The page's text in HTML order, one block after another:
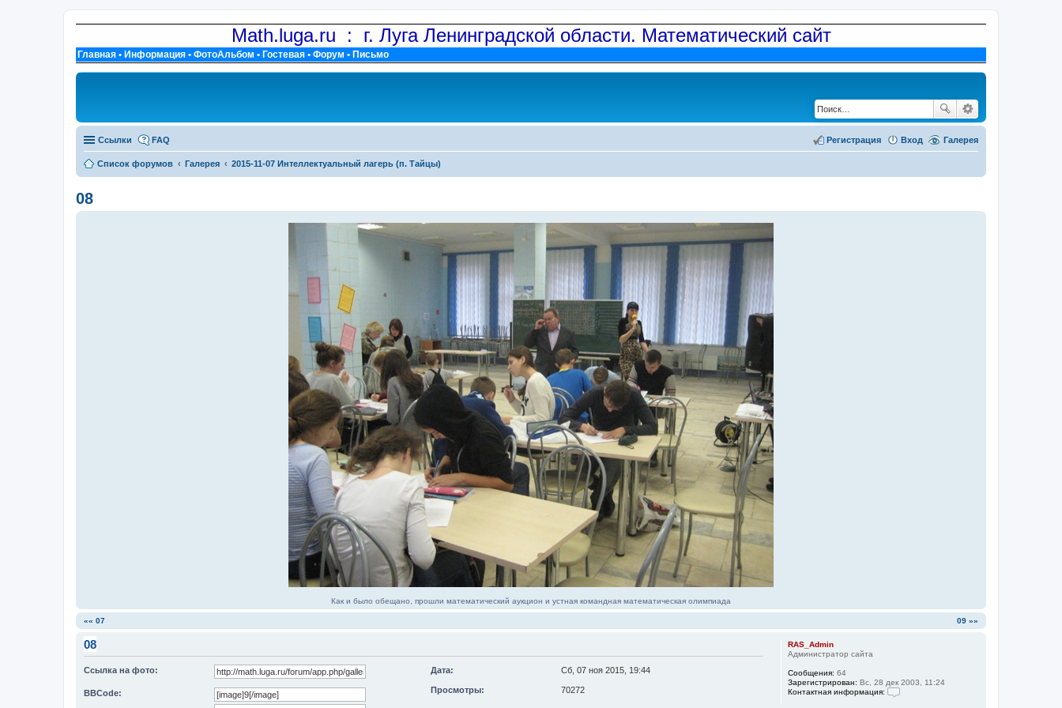
Math.luga.ru : г. Луга Ленинградской области. Математический сайт
Главная • Информация • ФотоАльбом • Гостевая • Форум • Письмо
Ссылки Галерея
FAQ Вход
Регистрация
Список форумов Галерея 2015-11-07 Интеллектуальный лагерь (п. Тайцы)
08
Как и было обещано, прошли математический аукцион и устная командная математическая олимпиада
«« 07 09 »»
08
Дата: Сб, 07 ноя 2015, 19:44
Ссылка на фото:
Просмотры: 70272
BBCode:
RAS_Admin
Администратор сайта
Сообщения: 64
Зарегистрирован: Вс, 28 дек 2003, 11:24
Контактная информация: